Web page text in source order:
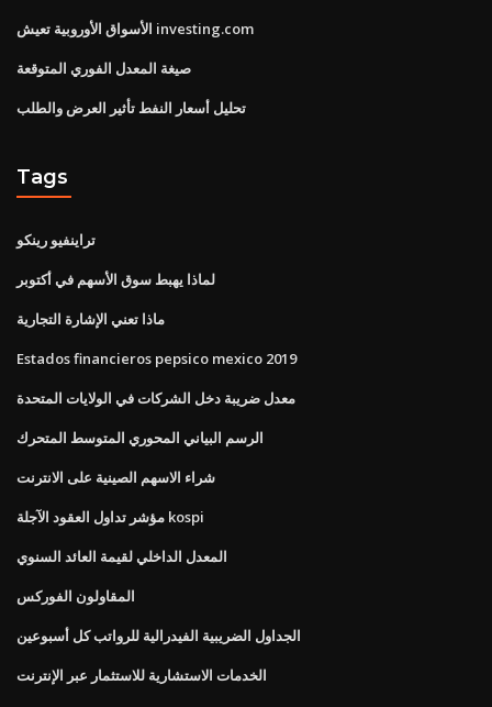
الأسواق الأوروبية تعيش investing.com
صيغة المعدل الفوري المتوقعة
تحليل أسعار النفط تأثير العرض والطلب
Tags
تراينفيو رينكو
لماذا يهبط سوق الأسهم في أكتوبر
ماذا تعني الإشارة التجارية
Estados financieros pepsico mexico 2019
معدل ضريبة دخل الشركات في الولايات المتحدة
الرسم البياني المحوري المتوسط ​​المتحرك
شراء الاسهم الصينية على الانترنت
مؤشر تداول العقود الآجلة kospi
المعدل الداخلي لقيمة العائد السنوي
المقاولون الفوركس
الجداول الضريبية الفيدرالية للرواتب كل أسبوعين
الخدمات الاستشارية للاستثمار عبر الإنترنت